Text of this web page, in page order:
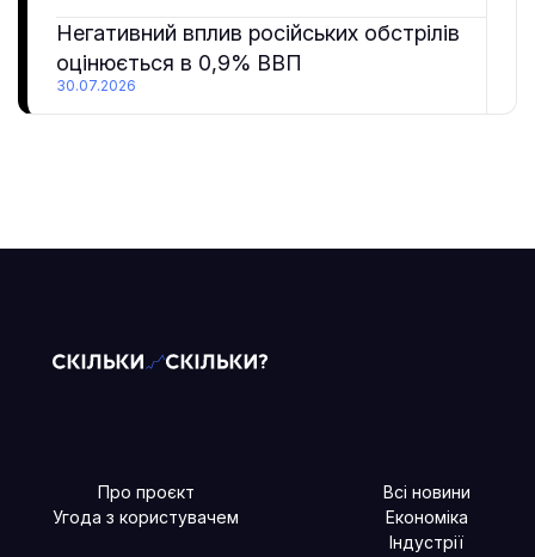
Негативний вплив російських обстрілів
оцінюється в 0,9% ВВП
30.07.2026
Про проєкт
Угода з користувачем
Всі новини
Економіка
Індустрії